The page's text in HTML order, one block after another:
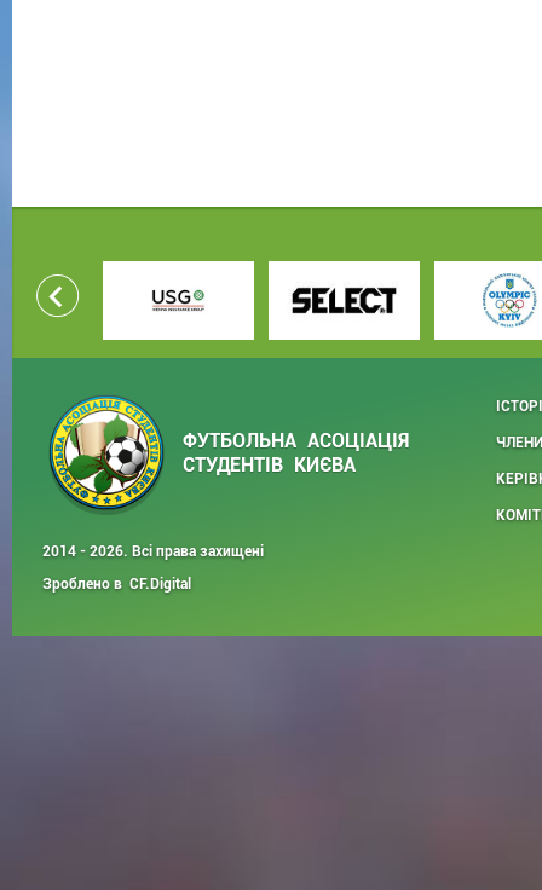
ФУТБОЛЬНА АСОЦІАЦІЯ
СТУДЕНТІВ КИЄВА
2014 - 2026. Всі права захищені
Зроблено в CF.Digital